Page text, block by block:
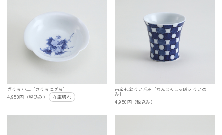
ざくろ 小皿［さくろ こざら］
4,950円（税込み）
在庫切れ
南蛮七宝 ぐい呑み［なんばんしっぽう ぐいの
み］
4,950円（税込み）